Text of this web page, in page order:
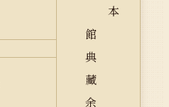
本
館
典
藏
余